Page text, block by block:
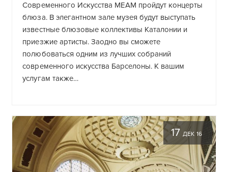
Современного Искусства MEAM пройдут концерты
блюза. В элегантном зале музея будут выступать
известные блюзовые коллективы Каталонии и
приезжие артисты. Заодно вы сможете
полюбоваться одним из лучших собраний
современного искусства Барселоны. К вашим
услугам также…
17ДЕК 16